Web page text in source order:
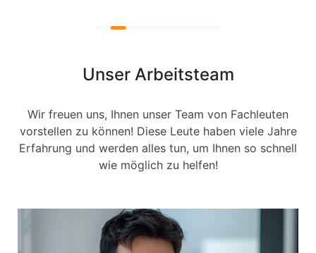
Unser Arbeitsteam
Wir freuen uns, Ihnen unser Team von Fachleuten
vorstellen zu können! Diese Leute haben viele Jahre
Erfahrung und werden alles tun, um Ihnen so schnell
wie möglich zu helfen!